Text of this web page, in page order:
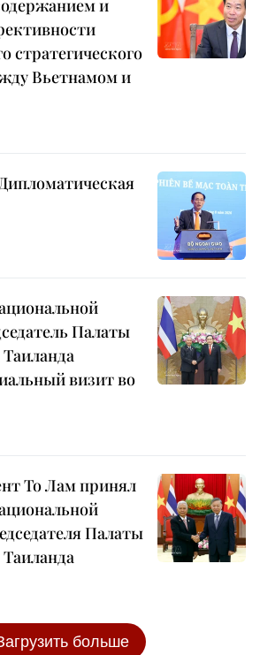
и
стратегического
Вьетнамом и
Палаты
визит во
То Лам принял
Палаты
больше